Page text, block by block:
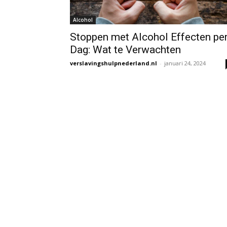
Alcohol
Stoppen met Alcohol Effecten
Dag: Wat te Verwachten
verslavingshulpnederland.nl - januari 24, 2024